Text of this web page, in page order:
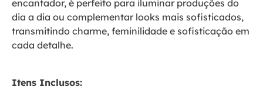
encantador, é perfeito para iluminar produções do
dia a dia ou complementar looks mais sofisticados,
transmitindo charme, feminilidade e sofisticação em
cada detalhe.
Itens Inclusos: